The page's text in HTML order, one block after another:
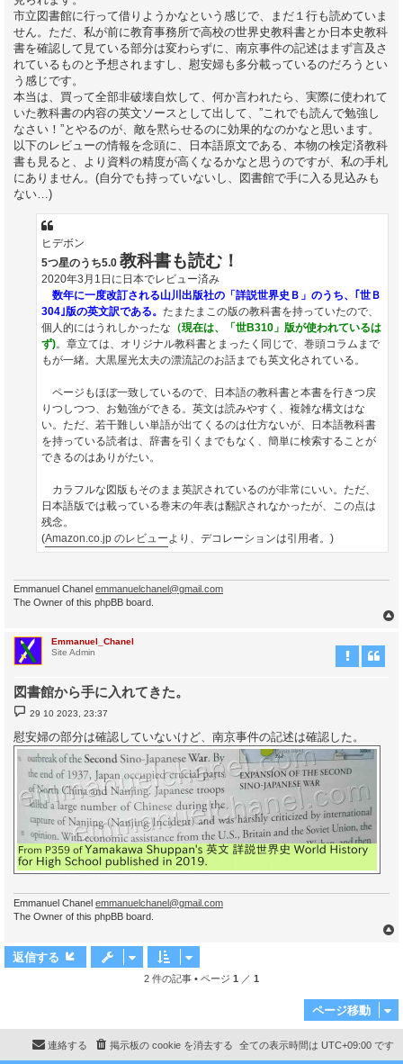
市立図書館に行って借りようかなという感じで、まだ１行も読めていま
せん。ただ、私が前に教育事務所で高校の世界史教科書とか日本史教科
書を確認して見ている部分は変わらずに、南京事件の記述はまず言及さ
れているものと予想されますし、慰安婦も多分載っているのだろうとい
う感じです。
本当は、買って全部非破壊自炊して、何か言われたら、実際に使われて
いた教科書の内容の英文ソースとして出して、”これでも読んで勉強し
なさい！”とやるのが、敵を黙らせるのに効果的なのかなと思います。
以下のレビューの情報を念頭に、日本語原文である、本物の検定済教科
書も見ると、より資料の精度が高くなるかなと思うのですが、私の手札
にありません。(自分でも持っていないし、図書館で手に入る見込みも
ない…)
ヒデボン
5つ星のうち5.0 教科書も読む！
2020年3月1日に日本でレビュー済み
数年に一度改訂される山川出版社の「詳説世界史Ｂ」のうち、｢世Ｂ
304｣版の英文訳である。 たまたまこの版の教科書を持っていたので、
個人的にはうれしかったな （現在は、「世B310」版が使われているは
ず)。章立ては、オリジナル教科書とまったく同じで、巻頭コラムまで
もが一緒。大黒屋光太夫の漂流記のお話までも英文化されている。
ページもほぼ一致しているので、日本語の教科書と本書を行きつ戻
りつしつつ、お勉強ができる。英文は読みやすく、複雑な構文はな
い。ただ、若干難しい単語が出てくるのは仕方ないが、日本語教科書
を持っている読者は、辞書を引くまでもなく、簡単に検索することが
できるのはありがたい。
カラフルな図版もそのまま英訳されているのが非常にいい。ただ、
日本語版では載っている巻末の年表は翻訳されなかったが、この点は
残念。
(Amazon.co.jp のレビューより、デコレーションは引用者。)
Emmanuel Chanel emmanuelchanel@gmail.com
The Owner of this phpBB board.
Emmanuel_Chanel
Site Admin
図書館から手に入れてきた。
投
稿
記
事
29 10 2023, 23:37
慰安婦の部分は確認していないけど、南京事件の記述は確認した。
Emmanuel Chanel emmanuelchanel@gmail.com
The Owner of this phpBB board.
返信する
2 件の記事 • ページ 1 ／ 1
ページ移動
全ての表示時間は UTC+09:00 です
掲示板の cookie を消去する
連絡する